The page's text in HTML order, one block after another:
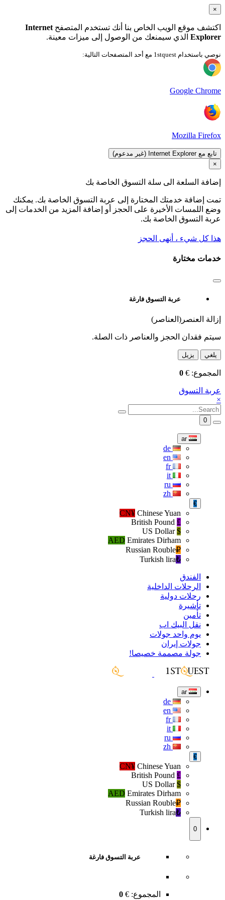
×
اكتشف موقع الويب الخاص بنا أنك تستخدم المتصفح Internet
Explorer الذي سيمنعك من الوصول إلى ميزات معينة.
نوصي باستخدام 1stquest مع أحد المتصفحات التالية:
Google Chrome
Mozilla Firefox
تابع مع Internet Explorer (غير مدعوم)
×
إضافة السلعة الى سلة التسوق الخاصة بك
تمت إضافة خدمتك المختارة إلى عربة التسوق الخاصة بك. يمكنك
وضع اللمسات الأخيرة على الحجز أو إضافة المزيد من الخدمات إلى
عربة التسوق الخاصة بك.
هذا كل شيء ، أنهى الحجز
خدمات مختارة
عربة التسوق فارغة
إزالة العنصر(العناصر)
سيتم فقدان الحجز والعناصر ذات الصلة.
يلغي يزيل
المجموع: €
0
عربة التسوق
×
0
ar
fr
€
CN¥ Chinese Yuan
£
$
US Dollar
AED Emirates Dirham
₽‎
Russian Rouble
₺‎
Turkish lira
الفندق
الرحلات الداخلية
رحلات دولية
تأشيرة
تأمين
نقل البيك اب
يوم واحد جولات
جولات إيران
جولة مصممة خصيصا!
ar
fr
€
CN¥ Chinese Yuan
£
$
US Dollar
AED Emirates Dirham
₽‎
Russian Rouble
₺‎
Turkish lira
0
عربة التسوق فارغة
المجموع: €
0